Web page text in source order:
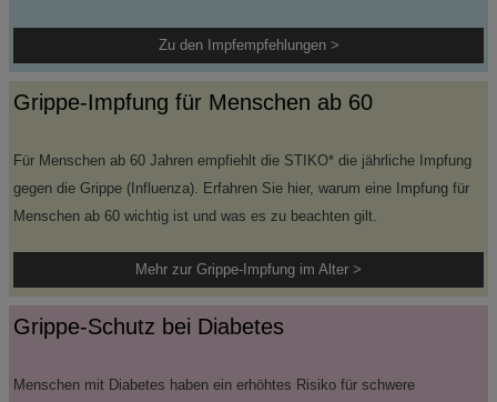
Zu den Impfempfehlungen >
Grippe-Impfung für Menschen ab 60
Für Menschen ab 60 Jahren empfiehlt die STIKO* die jährliche Impfung
gegen die Grippe (Influenza). Erfahren Sie hier, warum eine Impfung für
Menschen ab 60 wichtig ist und was es zu beachten gilt.
Mehr zur Grippe-Impfung im Alter >
Grippe-Schutz bei Diabetes
Menschen mit Diabetes haben ein erhöhtes Risiko für schwere